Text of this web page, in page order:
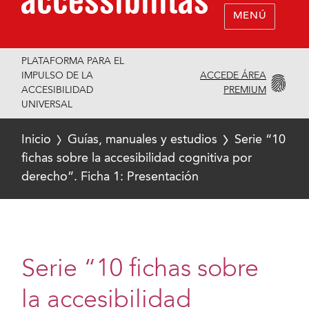
MENÚ
PLATAFORMA PARA EL
IMPULSO DE LA
ACCESIBILIDAD
UNIVERSAL
ACCEDE ÁREA
PREMIUM
Inicio Guías, manuales y estudios
Serie “10
fichas sobre la accesibilidad cognitiva por
derecho”. Ficha 1: Presentación
Serie “10 fichas sobre
la accesibilidad